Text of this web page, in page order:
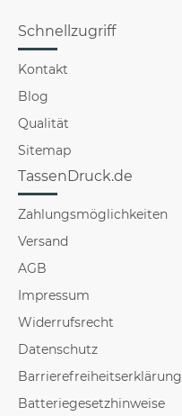
Schnellzugriff
Kontakt
Blog
Qualität
Sitemap
TassenDruck.de
Zahlungsmöglichkeiten
Versand
AGB
Impressum
Widerrufsrecht
Datenschutz
Barrierefreiheitserklärung
Batteriegesetzhinweise